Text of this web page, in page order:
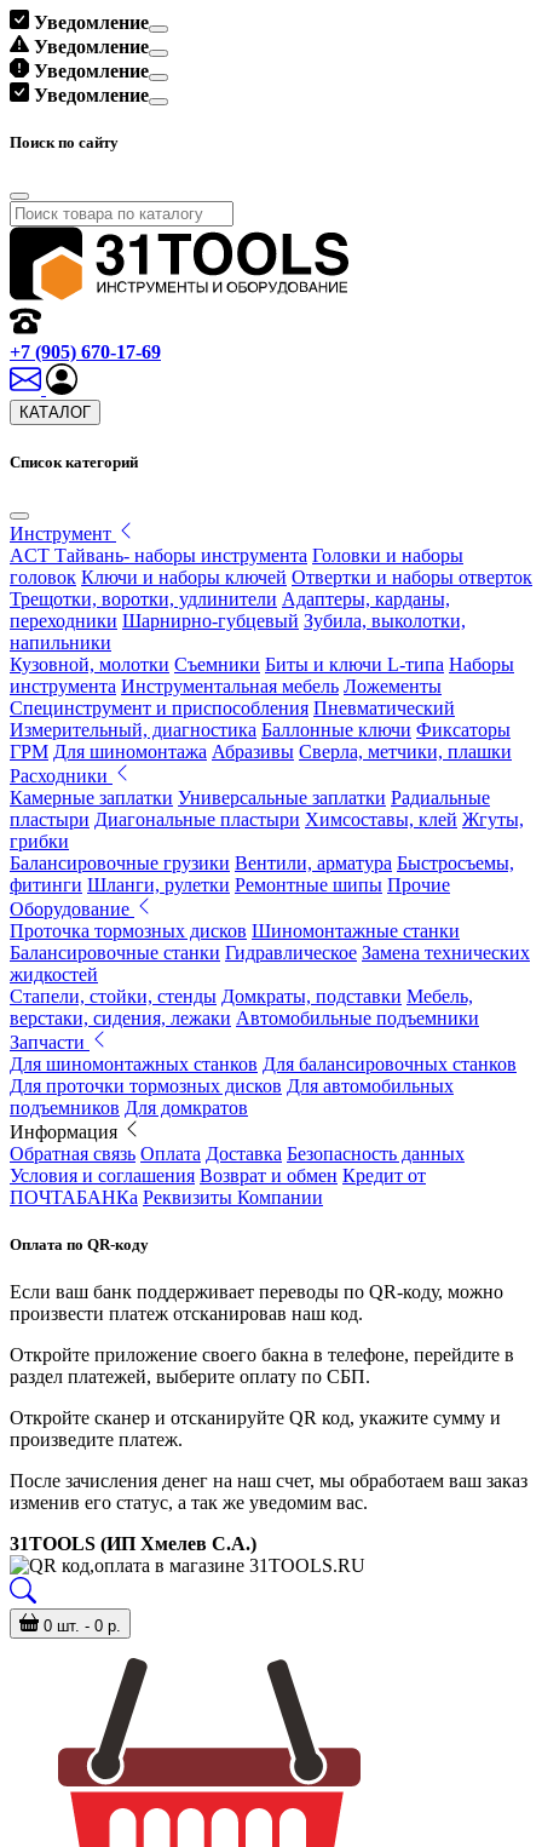
Уведомление
Уведомление
Уведомление
Уведомление
Поиск по сайту
+7 (905) 670-17-69
КАТАЛОГ
Список категорий
Инструмент
ACT Тайвань- наборы инструмента Головки и наборы
головок Ключи и наборы ключей Отвертки и наборы отверток
Трещотки, воротки, удлинители Адаптеры, карданы,
переходники Шарнирно-губцевый Зубила, выколотки,
напильники
Кузовной, молотки Съемники Биты и ключи L-типа Наборы
инструмента Инструментальная мебель Ложементы
Специнструмент и приспособления Пневматический
Измерительный, диагностика Баллонные ключи Фиксаторы
ГРМ Для шиномонтажа Абразивы Сверла, метчики, плашки
Расходники
Камерные заплатки Универсальные заплатки Радиальные
пластыри Диагональные пластыри Химсоставы, клей Жгуты,
грибки
Балансировочные грузики Вентили, арматура Быстросъемы,
фитинги Шланги, рулетки Ремонтные шипы Прочие
Оборудование
Проточка тормозных дисков Шиномонтажные станки
Балансировочные станки Гидравлическое Замена технических
жидкостей
Стапели, стойки, стенды Домкраты, подставки Мебель,
верстаки, сидения, лежаки Автомобильные подъемники
Запчасти
Для шиномонтажных станков Для балансировочных станков
Для проточки тормозных дисков Для автомобильных
подъемников Для домкратов
Информация
Обратная связь Оплата Доставка Безопасность данных
Условия и соглашения Возврат и обмен Кредит от
ПОЧТАБАНКа Реквизиты Компании
Оплата по QR-коду
Если ваш банк поддерживает переводы по QR-коду, можно
произвести платеж отсканировав наш код.
Откройте приложение своего бакна в телефоне, перейдите в
раздел платежей, выберите оплату по СБП.
Откройте сканер и отсканируйте QR код, укажите сумму и
произведите платеж.
После зачисления денег на наш счет, мы обработаем ваш заказ
изменив его статус, а так же уведомим вас.
31TOOLS (ИП Хмелев С.А.)
0 шт. - 0 р.